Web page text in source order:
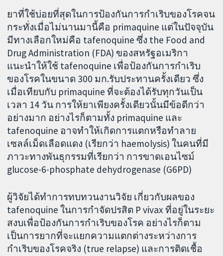
ยาที่ใช้บ่อยที่สุดในการป้องกันการกำเริบของโรคจน
กระทั่งเมื่อไม่นานมานี้คือ primaquine แต่ในปัจจุบัน
มีทางเลือกใหม่คือ tafenoquine ซึ่ง the Food and
Drug Administration (FDA) ของสหรัฐอเมริกา
แนะนำให้ใช้ tafenoquine เพื่อป้องกันการกำเริบ
ของโรคในขนาด 300 มก.รับประทานครั้งเดียว ซึ่ง
เมื่อเทียบกับ primaquine ที่จะต้องได้รับทุกวันเป็น
เวลา 14 วัน การให้ยาเพียงครั้งเดียวนั้นมีข้อดีกว่า
อย่างมาก อย่างไรก็ตามทั้ง primaquine และ
tafenoquine อาจทำให้เกิดการแตกหรือทำลาย
เซลล์เม็ดเลือดแดง (เรียกว่า haemolysis) ในคนที่มี
ภาวะทางพันธุกรรมที่เรียกว่า การขาดเอนไซม์
glucose-6-phosphate dehydrogenase (G6PD)
ผู้วิจัยได้ทำการทบทวนงานวิจัย เกี่ยวกับผลของ
tafenoquine ในการกำจัดปรสิต P vivax ที่อยู่ในระยะ
สงบเพื่อป้องกันการกำเริบของโรค อย่างไรก็ตาม
เป็นการยากที่จะแยกความแตกต่างระหว่างการ
กำเริบของโรคจริง (true relapse) และการติดเชื้อ